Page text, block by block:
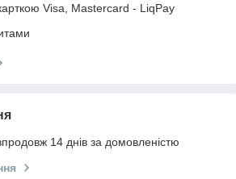
Visa, Mastercard - LiqPay
14 днів за домовленістю